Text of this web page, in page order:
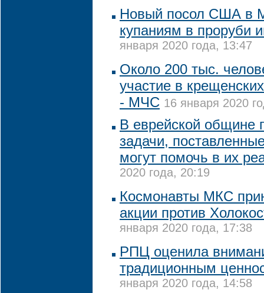
Новый посол США в
купаниям в проруби
января 2020 года, 13:47
Около 200 тыс.
участие в
- МЧС 16 января 2020
В еврейской общине
задачи,
могут помочь в их
2020 года, 20:19
Космонавты МКС
акции против
января 2020 года, 17:38
РПЦ оценила
традиционным
января 2020 года, 14:58